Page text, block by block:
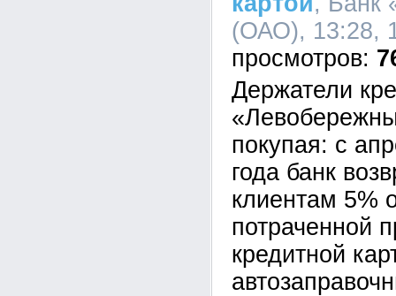
(ОАО), 13:28,
Держатели
покупая: с
года банк
клиентам 5%
потраченной
кредитной